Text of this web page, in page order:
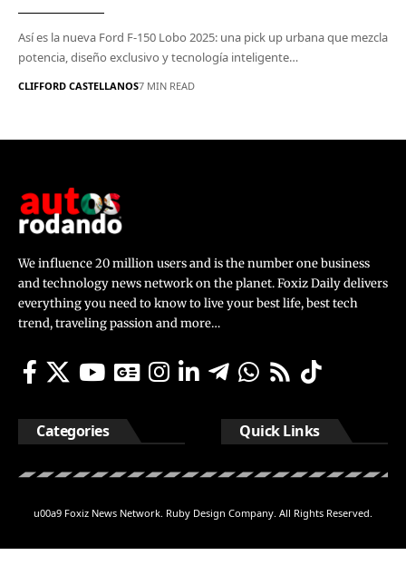
Así es la nueva Ford F-150 Lobo 2025: una pick up urbana que mezcla
potencia, diseño exclusivo y tecnología inteligente…
CLIFFORD CASTELLANOS7 MIN READ
We influence 20 million users and is the number one business
and technology news network on the planet. Foxiz Daily delivers
everything you need to know to live your best life, best tech
trend, traveling passion and more…
Categories Quick Links
u00a9 Foxiz News Network. Ruby Design Company. All Rights Reserved.